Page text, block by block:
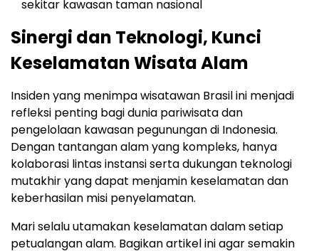
sekitar kawasan taman nasional
Sinergi dan Teknologi, Kunci
Keselamatan Wisata Alam
Insiden yang menimpa wisatawan Brasil ini menjadi
refleksi penting bagi dunia pariwisata dan
pengelolaan kawasan pegunungan di Indonesia.
Dengan tantangan alam yang kompleks, hanya
kolaborasi lintas instansi serta dukungan teknologi
mutakhir yang dapat menjamin keselamatan dan
keberhasilan misi penyelamatan.
Mari selalu utamakan keselamatan dalam setiap
petualangan alam. Bagikan artikel ini agar semakin